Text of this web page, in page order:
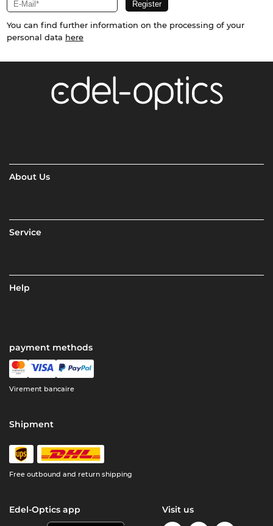
You can find further information on the processing of your
personal data here
About Us
Service
Help
payment methods
Virement bancaire
Shipment
Free outbound and return shipping
Edel-Optics app Visit us